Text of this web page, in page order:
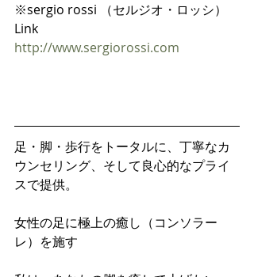
※sergio rossi （セルジオ・ロッシ）
Link
http://www.sergiorossi.com
足・脚・歩行をトータルに、丁寧なカ
ウンセリング、そして良心的なプライ
スで提供。
女性の足に極上の癒し（コンソラー
レ）を施す